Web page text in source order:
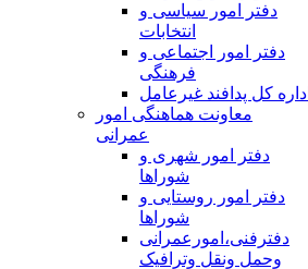
دفتر امور سیاسی و
انتخابات
دفتر امور اجتماعی و
فرهنگی
اداره کل پدافند غیرعامل
معاونت هماهنگی امور
عمرانی
دفتر امور شهری و
شوراها
دفتر امور روستایی و
شوراها
دفترفنی،امورعمرانی
وحمل ونقل وترافيک